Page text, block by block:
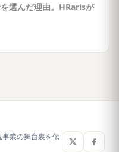
選んだ理由。HRarisが
業の舞台裏を伝